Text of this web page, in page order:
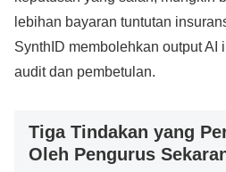
lebihan bayaran tuntutan
SynthID membolehkan output AI
audit dan pembetulan.
Tiga Tindakan yang
Oleh Pengurus